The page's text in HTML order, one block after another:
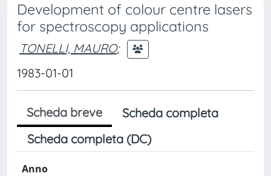
Development of colour centre lasers
for spectroscopy applications
TONELLI, MAURO;
1983-01-01
Scheda breve
Scheda completa
Scheda completa (DC)
Anno